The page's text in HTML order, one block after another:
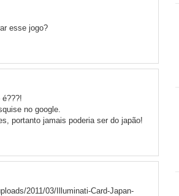
esse jogo?
no google.
portanto jamais poderia ser do japão!
2011/03/Illuminati-Card-Japan-